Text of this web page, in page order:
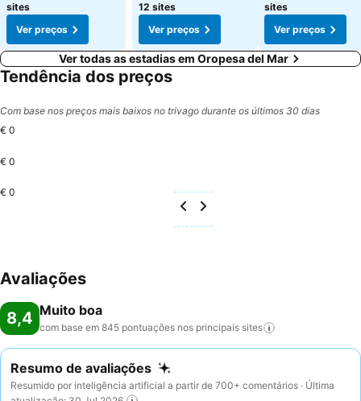
sites
Ver preços
12 sites
Ver preços
sites
Ver preços
Ver todas as estadias em Oropesa del Mar
Tendência dos preços
Com base nos preços mais baixos no trivago durante os últimos 30 dias
€ 0
€ 0
€ 0
Avaliações
8,4 Muito boa
com base em 845 pontuações nos principais sites
Resumo de avaliações
Resumido por inteligência artificial a partir de 700+ comentários · Última